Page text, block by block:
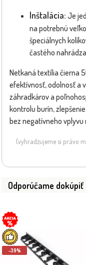
Inštalácia: Je
na potrebnú
špeciálnych
častého
Netkaná textília čierna
efektívnosť, odolnosť a
záhradkárov a
kontrolu burín,
bez negatívneho
(vyhradzujeme si právo
Odporúčame dokúpiť
-39%